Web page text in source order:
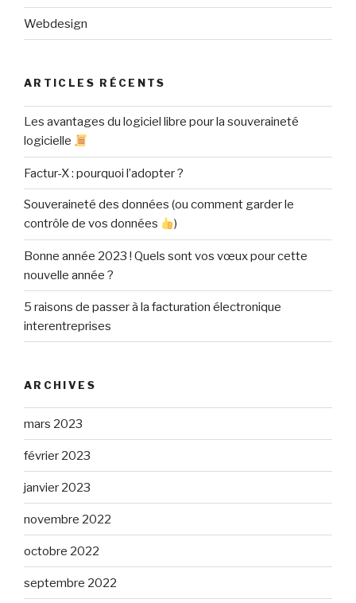
Webdesign
ARTICLES RÉCENTS
Les avantages du logiciel libre pour la souveraineté
logicielle
Factur-X : pourquoi l’adopter ?
Souveraineté des données (ou comment garder le
contrôle de vos données
)
Bonne année 2023 ! Quels sont vos vœux pour cette
nouvelle année ?
5 raisons de passer à la facturation électronique
interentreprises
ARCHIVES
mars 2023
février 2023
janvier 2023
novembre 2022
octobre 2022
septembre 2022